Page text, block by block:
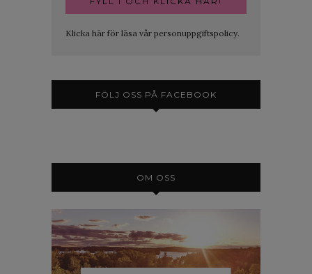
Klicka här för läsa vår personuppgiftspolicy.
FÖLJ OSS PÅ FACEBOOK
OM OSS